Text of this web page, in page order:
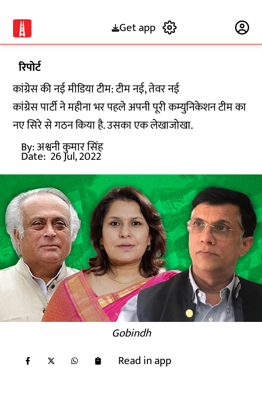
Get app
रिपोर्ट
कांग्रेस की नई मीडिया टीम: टीम नई, तेवर नई
कांग्रेस पार्टी ने महीना भर पहले अपनी पूरी कम्युनिकेशन टीम का
नए सिरे से गठन किया है. उसका एक लेखाजोखा.
By:अश्वनी कुमार सिंह
Date: 26 Jul, 2022
Gobindh
Read in app